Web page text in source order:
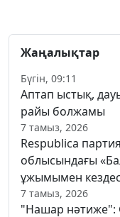
Жаңалықтар
Бүгін, 09:11
Аптап ыстық,
райы болжамы
7 тамыз, 2026
Respublica
облысындағы
ұжымымен
7 тамыз, 2026
"Нашар нәтиже":